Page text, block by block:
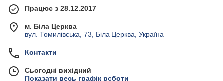
Працює з 28.12.2017
м. Біла Церква
вул. Томилівська, 73, Біла Церква, Україна
Контакти
Сьогодні вихідний
Показати весь графік роботи